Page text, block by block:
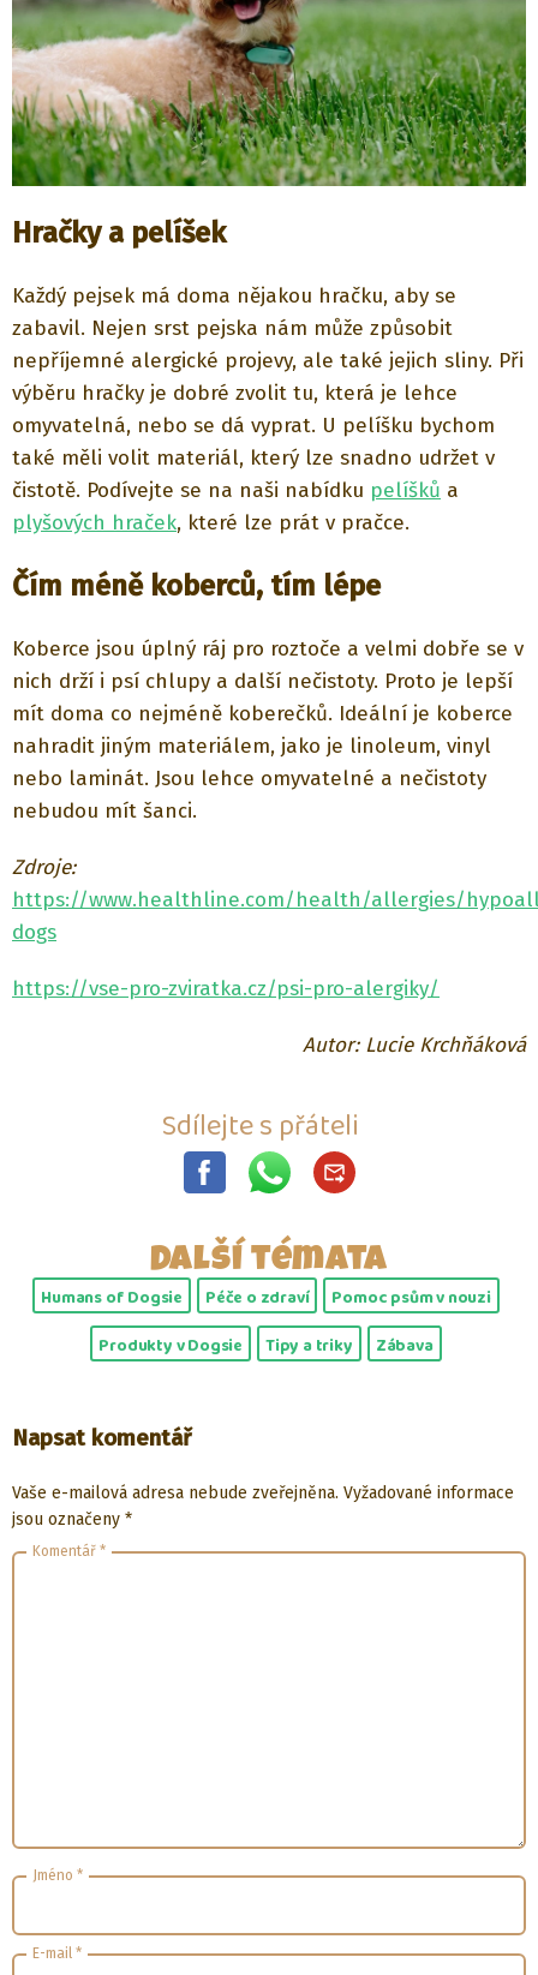
Hračky a pelíšek
Každý pejsek má doma nějakou hračku, aby se
zabavil. Nejen srst pejska nám může způsobit
nepříjemné alergické projevy, ale také jejich sliny. Při
výběru hračky je dobré zvolit tu, která je lehce
omyvatelná, nebo se dá vyprat. U pelíšku bychom
také měli volit materiál, který lze snadno udržet v
čistotě. Podívejte se na naši nabídku pelíšků a
plyšových hraček, které lze prát v pračce.
Čím méně koberců, tím lépe
Koberce jsou úplný ráj pro roztoče a velmi dobře se v
nich drží i psí chlupy a další nečistoty. Proto je lepší
mít doma co nejméně koberečků. Ideální je koberce
nahradit jiným materiálem, jako je linoleum, vinyl
nebo laminát. Jsou lehce omyvatelné a nečistoty
nebudou mít šanci.
Zdroje:
https://www.healthline.com/health/allergies/
dogs
https://vse-pro-zviratka.cz/psi-pro-alergiky/
Autor: Lucie Krchňáková
Sdílejte s přáteli
Další témata
Humans of Dogsie Péče o zdraví
Pomoc psům v nouzi
Produkty v Dogsie
Tipy a triky Zábava
Napsat komentář
Vaše e-mailová adresa nebude zveřejněna. Vyžadované informace
jsou označeny *
Komentář *
Jméno *
E-mail *